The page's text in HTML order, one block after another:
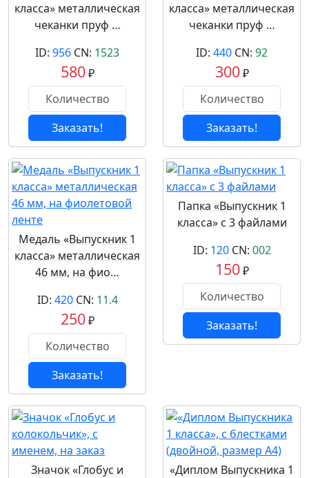
класса» металлическая
чеканки пруф …
ID: 956 CN: 1523
580₽
Заказать!
класса» металлическая
чеканки пруф …
ID: 440 CN: 92
300₽
Заказать!
Медаль «Выпускник 1
класса» металлическая
46 мм, на фио…
ID: 420CN: 11.4
250₽
Заказать!
Папка «Выпускник 1
класса» с 3 файлами
ID: 120CN: 002
150₽
Заказать!
Значок «Глобус и
«Диплом Выпускника 1